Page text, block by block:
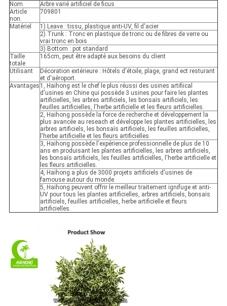
POLITIQUE
DE
CONFIDENTIALITÉ
Nom
Arbre varié artificiel de ficus
Article
non.
709801
Matériel
1).Leave : tissu, plastique anti-UV, fil d'acier
2).Trunk : Tronc en plastique de tronc ou de fibres de verre ou
vrai tronc en bois
3).Bottom : pot standard
Taille
totale
165cm, peut être adapté aux besoins du client
Utilisant
Décoration extérieure : Hôtels d'étoile, plage, grand ect resturant
et d'aéroport.
Avantages 1, Haihong est le chef le plus réussi des usines artifiical
d'usines en Chine qui possède 3 usines pour faire les plantes
artificielles, les arbres artificiels, les bonsaïs artificiels, les
feuilles artificielles, l'herbe artificielle et les fleurs artificielles.
2, Haihong possède la force de recherche et développement la
plus avancée au reseach et développe les plantes artificielles, les
arbres artificiels, les bonsaïs artificiels, les feuilles artificielles,
l'herbe artificielle et les fleurs artificielles.
3, Haihong possède l'expérience professionnelle de plus de 10
ans en produisant les plantes artificielles, les arbres artificiels,
les bonsaïs artificiels, les feuilles artificielles, l'herbe artificielle et
les fleurs artificielles.
4, Haihong a plus de 3000 projets artificiels d'usines de
famouse autour du monde.
5, Haihong peuvent offrir le meilleur traitement ignifuge et anti-
UV pour tous les plantes artificielles, arbres artificiels, bonsaïs
artificiels, feuilles artificielles, herbe artificielle et fleurs
artificielles.